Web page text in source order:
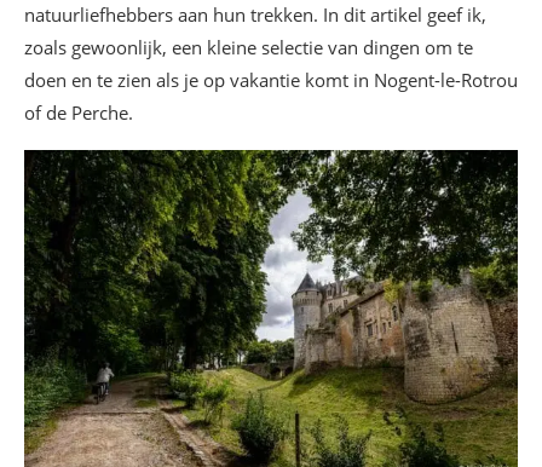
natuurliefhebbers aan hun trekken. In dit artikel geef ik,
zoals gewoonlijk, een kleine selectie van dingen om te
doen en te zien als je op vakantie komt in Nogent-le-Rotrou
of de Perche.